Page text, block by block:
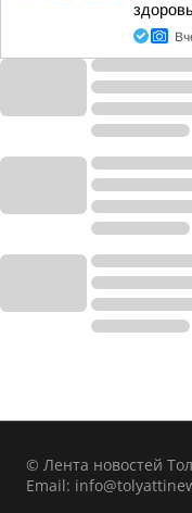
© Лента новостей
Email: